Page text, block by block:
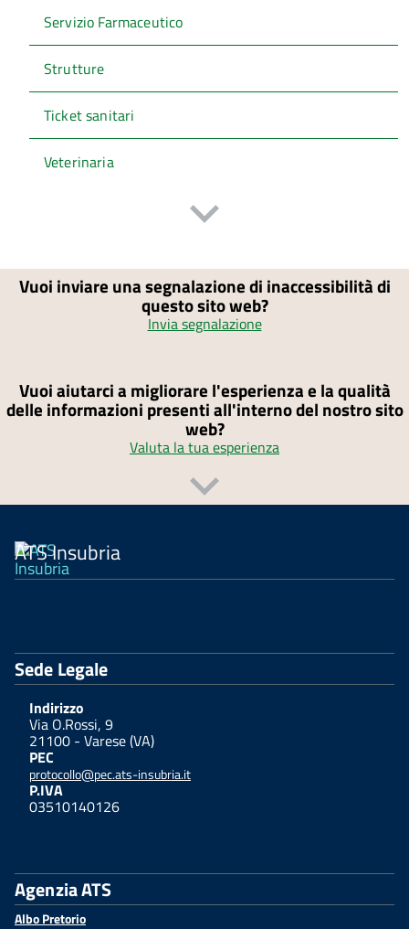
Servizio Farmaceutico
Strutture
Ticket sanitari
Veterinaria
Vuoi inviare una segnalazione di inaccessibilità di
questo sito web?
Invia segnalazione
Vuoi aiutarci a migliorare l'esperienza e la qualità
delle informazioni presenti all'interno del nostro sito
web?
Valuta la tua esperienza
ATS Insubria
Sede Legale
Indirizzo
Via O.Rossi, 9
21100 - Varese (VA)
PEC
protocollo@pec.ats-insubria.it
P.IVA
03510140126
Agenzia ATS
Albo Pretorio